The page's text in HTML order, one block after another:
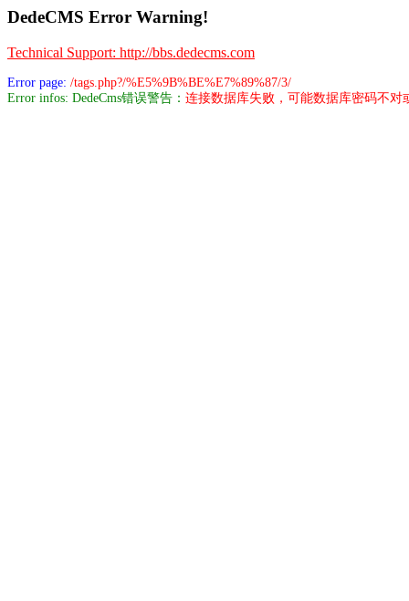
DedeCMS Error Warning!
Technical Support: http://bbs.dedecms.com
Error page: /tags.php?/%E5%9B%BE%E7%89%87/3/
Error infos: DedeCms错误警告： 连接数据库失败，可能数据库密码不对